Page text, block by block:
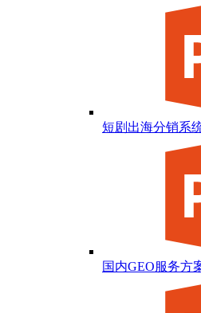
短剧出海分销系
国内GEO服务方